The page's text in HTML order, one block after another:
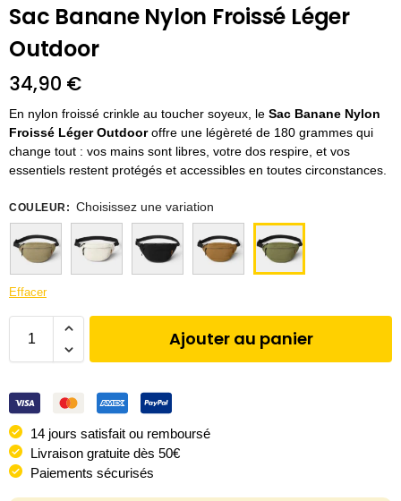
Sac Banane Nylon Froissé Léger
Outdoor
34,90 €
En nylon froissé crinkle au toucher soyeux, le Sac Banane Nylon
Froissé Léger Outdooroffre une légèreté de 180 grammes qui
change tout : vos mains sont libres, votre dos respire, et vos
essentiels restent protégés et accessibles en toutes circonstances.
COULEUR: Choisissez une variation
Effacer
Ajouter au panier
14 jours satisfait ou remboursé
Livraison gratuite dès 50€
Paiements sécurisés